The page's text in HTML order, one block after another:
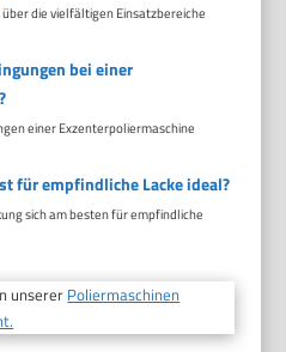
die vielfältigen Einsatzbereiche
bei einer
einer Exzenterpoliermaschine
für empfindliche Lacke ideal?
sich am besten für empfindliche
unserer Poliermaschinen